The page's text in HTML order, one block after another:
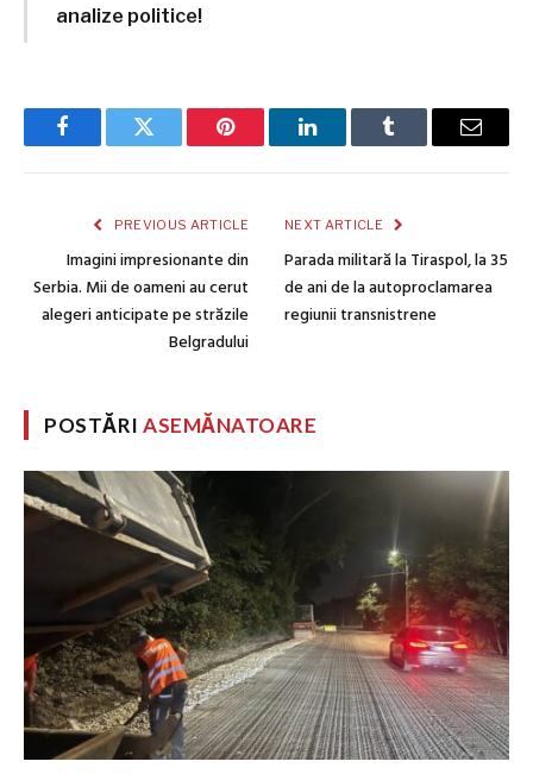
analize politice!
FacebookTwitter Pinterest LinkedInTumblr Email
PREVIOUS ARTICLE
Imagini impresionante din
Serbia. Mii de oameni au cerut
alegeri anticipate pe străzile
Belgradului
NEXT ARTICLE
Parada militară la Tiraspol, la 35
de ani de la autoproclamarea
regiunii transnistrene
POSTĂRIASEMĂNATOARE